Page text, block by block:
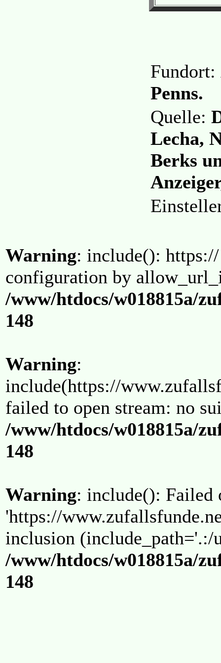
Fundort:
Penns.
Quelle:
Lecha,
Berks
Warning: include():
configuration by
/www/htdocs/w018815a/
148
Warning:
include(https://
failed to open stream: no
/www/htdocs/w018815a/
148
Warning: include(): Failed
'https://
inclusion (include_path='.:/
/www/htdocs/w018815a/
148